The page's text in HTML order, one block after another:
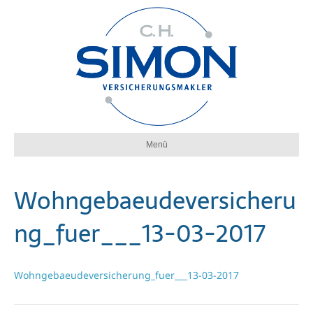
Menü
Wohngebaeudeversicheru
ng_fuer___13-03-2017
Wohngebaeudeversicherung_fuer___13-03-2017